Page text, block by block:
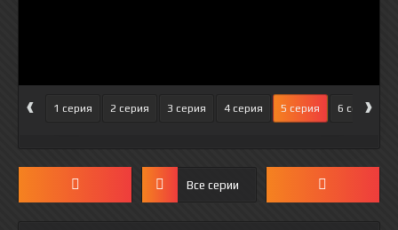
‹ 1 серия 2 серия 3 серия 4 серия 5 серия 6 серия
›
Все серии